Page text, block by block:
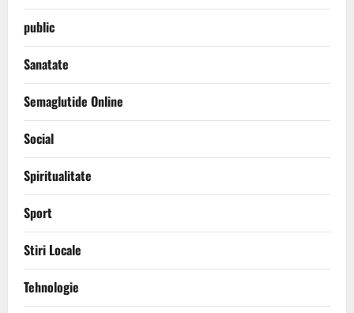
public
Sanatate
Semaglutide Online
Social
Spiritualitate
Sport
Stiri Locale
Tehnologie